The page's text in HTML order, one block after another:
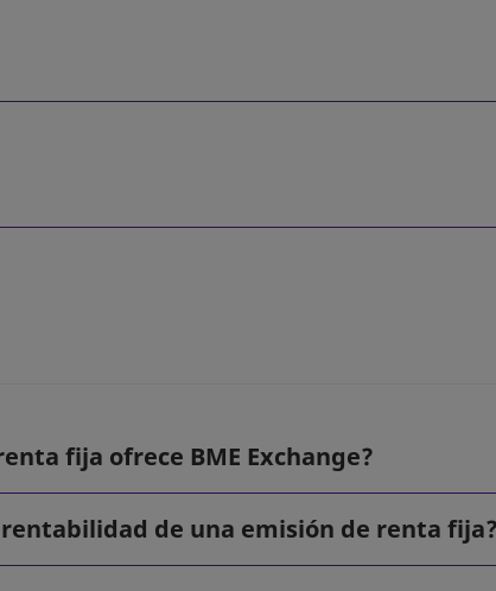
fija ofrece BME Exchange?
de una emisión de renta fija?